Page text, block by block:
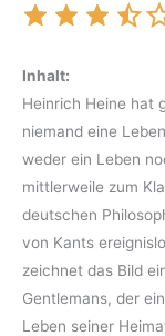
Inhalt:
Heinrich Heine hat
niemand eine
weder ein Leben
mittlerweile zum
deutschen
von Kants
zeichnet das Bild
Gentlemans, der
Leben seiner